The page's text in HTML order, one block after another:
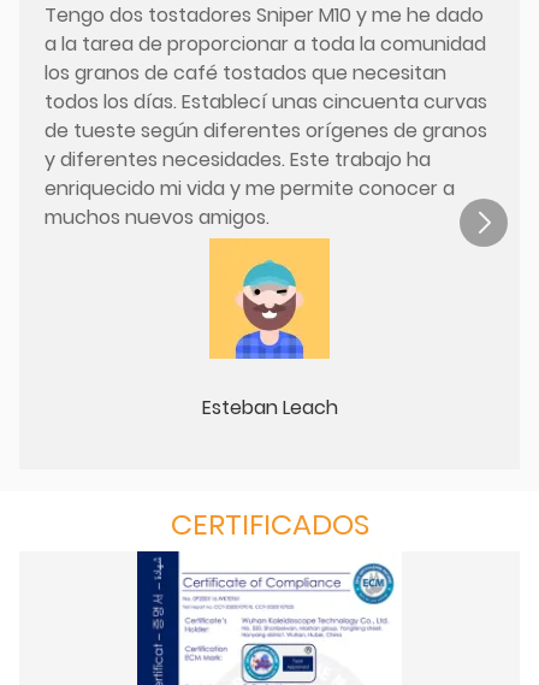
Tengo dos tostadores Sniper M10 y me he dado
a la tarea de proporcionar a toda la comunidad
los granos de café tostados que necesitan
todos los días. Establecí unas cincuenta curvas
de tueste según diferentes orígenes de granos
y diferentes necesidades. Este trabajo ha
enriquecido mi vida y me permite conocer a
muchos nuevos amigos.
Esteban Leach
CERTIFICADOS